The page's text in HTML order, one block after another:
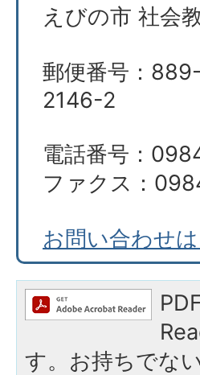
えびの市 社会
郵便番号：
2146-2
電話番号：
ファクス：
お問い合わせ
す。お持ちでな